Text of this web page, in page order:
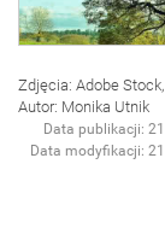
Zdjęcia: Adobe
Autor: Monika Utnik
Data publikacji:
Data modyfikacji: